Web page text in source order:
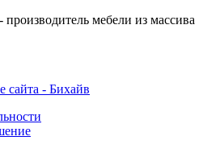
мебели из массива
сайта - Бихайв